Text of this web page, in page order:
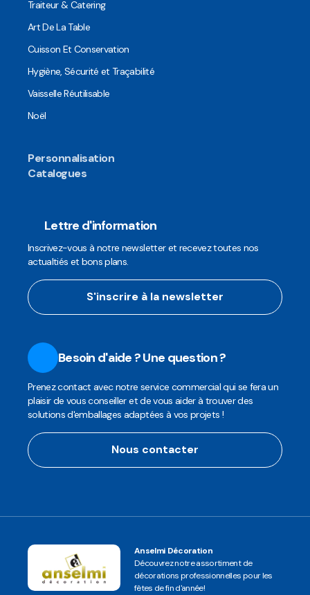
Traiteur & Catering
Art De La Table
Cuisson Et Conservation
Hygiène, Sécurité et Traçabilité
Vaisselle Réutilisable
Noël
Personnalisation
Catalogues
Lettre d'information
Inscrivez-vous à notre newsletter et recevez toutes nos
actualtiés et bons plans.
S'inscrire à la newsletter
Besoin d'aide ? Une question ?
Prenez contact avec notre service commercial qui se fera un
plaisir de vous conseiller et de vous aider à trouver des
solutions d'emballages adaptées à vos projets !
Nous contacter
Anselmi Décoration
Découvrez notre assortiment de
décorations professionnelles pour les
fêtes de fin d'année!